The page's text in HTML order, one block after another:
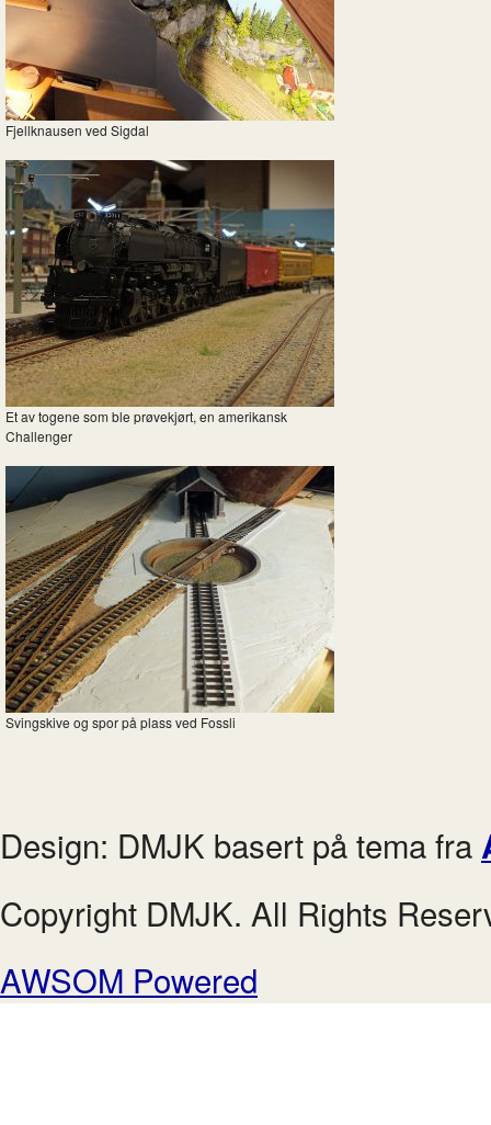
Fjellknausen ved Sigdal
Et av togene som ble prøvekjørt, en amerikansk
Challenger
Svingskive og spor på plass ved Fossli
Design: DMJK basert på tema fra
Copyright DMJK. All Rights
AWSOM Powered